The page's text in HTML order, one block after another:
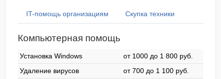
IT-помощь организациям Скупка техники
Компьютерная помощь
Установка Windows
от 1000 до 1 800 pyб.
Удаление вирусов
от 700 до 1 100 pyб.